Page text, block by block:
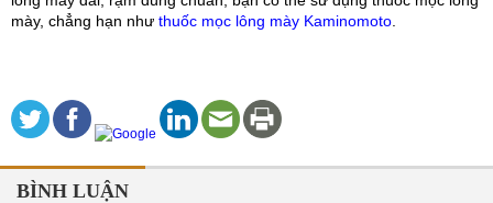
mày, chẳng hạn như thuốc mọc lông mày Kaminomoto.
BÌNH LUẬN